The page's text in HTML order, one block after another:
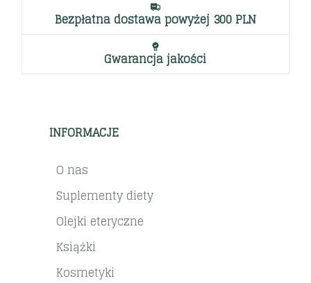
Bezpłatna dostawa powyżej 300 PLN
Gwarancja jakości
INFORMACJE
O nas
Suplementy diety
Olejki eteryczne
Książki
Kosmetyki